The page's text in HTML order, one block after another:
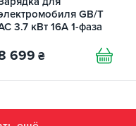
GB/T
3.7 кВт 16А 1-фаза
699 ₴